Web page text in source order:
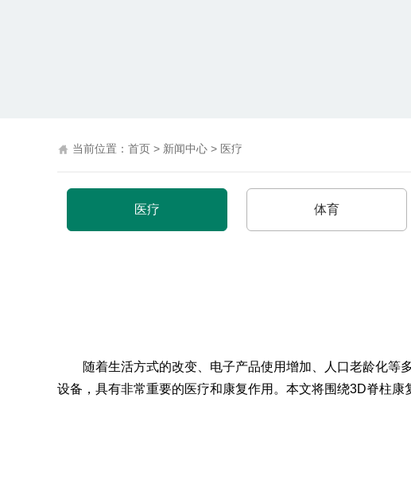
当前位置： 首页 > 新闻中心 > 医疗
医疗 体育
随着生活方式的改变、电子产品使用增加、人口老龄化等
设备，具有非常重要的医疗和康复作用。本文将围绕3D脊柱康